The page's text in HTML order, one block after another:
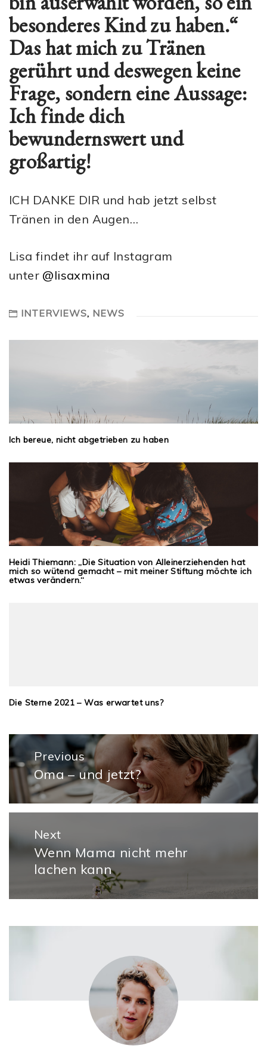
besonderes Kind zu haben.“
Das hat mich zu Tränen
gerührt und deswegen keine
Frage, sondern eine Aussage:
Ich finde dich
bewundernswert und
großartig!
ICH DANKE DIR und hab jetzt selbst
Tränen in den Augen…
Lisa findet ihr auf Instagram
unter @lisaxmina
INTERVIEWS, NEWS
Ich bereue, nicht abgetrieben zu haben
Heidi Thiemann: „Die Situation von Alleinerziehenden hat
mich so wütend gemacht – mit meiner Stiftung möchte ich
etwas verändern.“
Die Sterne 2021 – Was erwartet uns?
Beitragsnavigation
Previous
Previous
post:
Oma – und jetzt?
Next
Next
post:
Wenn Mama nicht mehr
lachen kann